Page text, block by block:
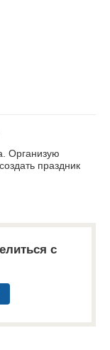
Организую
праздник
с